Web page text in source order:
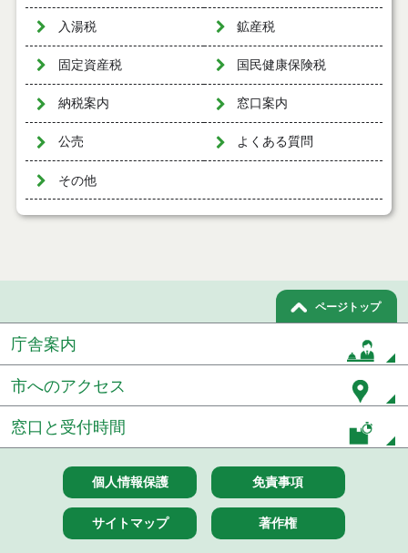
入湯税 鉱産税
固定資産税 国民健康保険税
納税案内 窓口案内
公売 よくある質問
その他
ページトップ
庁舎案内
市へのアクセス
窓口と受付時間
個人情報保護 免責事項
サイトマップ 著作権